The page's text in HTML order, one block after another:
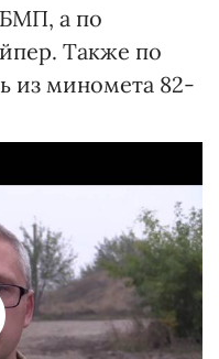
а по
Также по
из миномета 82-